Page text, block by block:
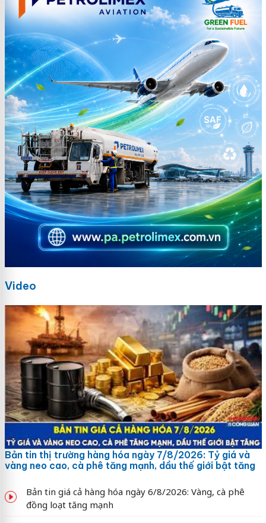
Video
Bản tin thị trường hàng hóa ngày 7/8/2026: Tỷ giá và
vàng neo cao, cà phê tăng mạnh, dầu thế giới bật tăng
Bản tin giá cả hàng hóa ngày 6/8/2026: Vàng, cà phê
đồng loạt tăng mạnh